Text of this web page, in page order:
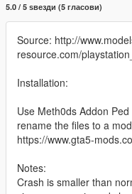
5.0 / 5 ѕвезди (5 гласови)
Source: http://
resource.com/
Installation:
Use Meth0ds Addon
rename the files to a
https://www.gta5-
Notes:
Crash is smaller than